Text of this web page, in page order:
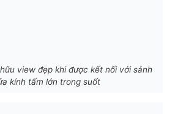
view đẹp khi được kết nối với sảnh
kính tấm lớn trong suốt